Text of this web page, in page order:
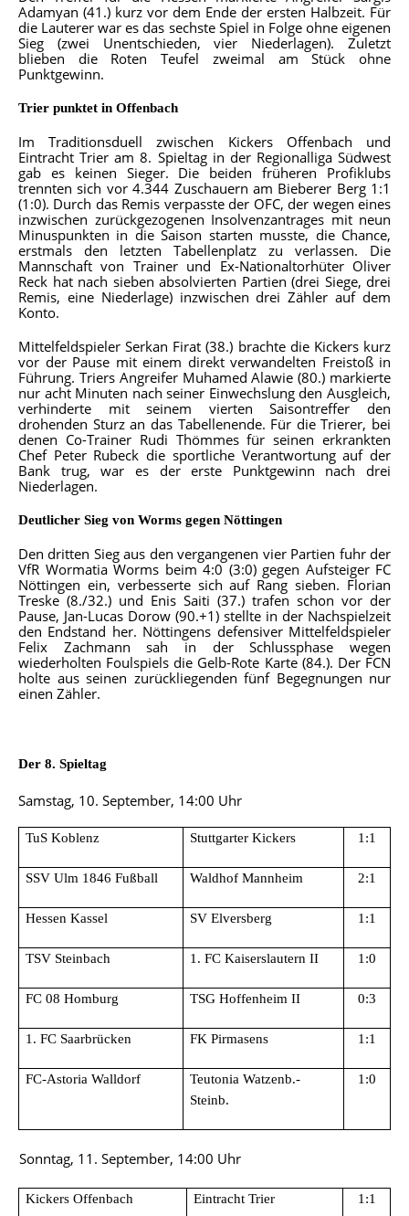
Adamyan (41.) kurz vor dem Ende der ersten Halbzeit. Für
die Lauterer war es das sechste Spiel in Folge ohne eigenen
Sieg (zwei Unentschieden, vier Niederlagen). Zuletzt
blieben die Roten Teufel zweimal am Stück ohne
Punktgewinn.
Trier punktet in Offenbach
Im Traditionsduell zwischen Kickers Offenbach und
Eintracht Trier am 8. Spieltag in der Regionalliga Südwest
gab es keinen Sieger. Die beiden früheren Profiklubs
trennten sich vor 4.344 Zuschauern am Bieberer Berg 1:1
(1:0). Durch das Remis verpasste der OFC, der wegen eines
inzwischen zurückgezogenen Insolvenzantrages mit neun
Minuspunkten in die Saison starten musste, die Chance,
erstmals den letzten Tabellenplatz zu verlassen. Die
Mannschaft von Trainer und Ex-Nationaltorhüter Oliver
Reck hat nach sieben absolvierten Partien (drei Siege, drei
Remis, eine Niederlage) inzwischen drei Zähler auf dem
Konto.
Mittelfeldspieler Serkan Firat (38.) brachte die Kickers kurz
vor der Pause mit einem direkt verwandelten Freistoß in
Führung. Triers Angreifer Muhamed Alawie (80.) markierte
nur acht Minuten nach seiner Einwechslung den Ausgleich,
verhinderte mit seinem vierten Saisontreffer den
drohenden Sturz an das Tabellenende. Für die Trierer, bei
denen Co-Trainer Rudi Thömmes für seinen erkrankten
Chef Peter Rubeck die sportliche Verantwortung auf der
Bank trug, war es der erste Punktgewinn nach drei
Niederlagen.
Deutlicher Sieg von Worms gegen Nöttingen
Den dritten Sieg aus den vergangenen vier Partien fuhr der
VfR Wormatia Worms beim 4:0 (3:0) gegen Aufsteiger FC
Nöttingen ein, verbesserte sich auf Rang sieben. Florian
Treske (8./32.) und Enis Saiti (37.) trafen schon vor der
Pause, Jan-Lucas Dorow (90.+1) stellte in der Nachspielzeit
den Endstand her. Nöttingens defensiver Mittelfeldspieler
Felix Zachmann sah in der Schlussphase wegen
wiederholten Foulspiels die Gelb-Rote Karte (84.). Der FCN
holte aus seinen zurückliegenden fünf Begegnungen nur
einen Zähler.
Der 8. Spieltag
Samstag, 10. September, 14:00 Uhr
TuS Koblenz Stuttgarter Kickers 1:1
SSV Ulm 1846 Fußball Waldhof Mannheim 2:1
Hessen Kassel SV Elversberg 1:1
TSV Steinbach 1. FC Kaiserslautern II 1:0
FC 08 Homburg TSG Hoffenheim II 0:3
1. FC Saarbrücken FK Pirmasens 1:1
FC-Astoria Walldorf
Teutonia Watzenb.-
Steinb.
1:0
Sonntag, 11. September, 14:00 Uhr
Kickers Offenbach Eintracht Trier 1:1